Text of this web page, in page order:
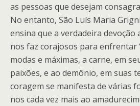
as pessoas que desejam
No entanto, São Luís Maria
ensina que a verdadeira devoção
nos faz corajosos para enfrentar
modas e máximas, a carne, em
paixões, e ao demônio, em suas
coragem se manifesta de várias
nos cada vez mais ao